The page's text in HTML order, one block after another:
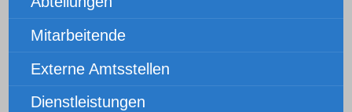
Mitarbeitende
Externe Amtsstellen
Dienstleistungen